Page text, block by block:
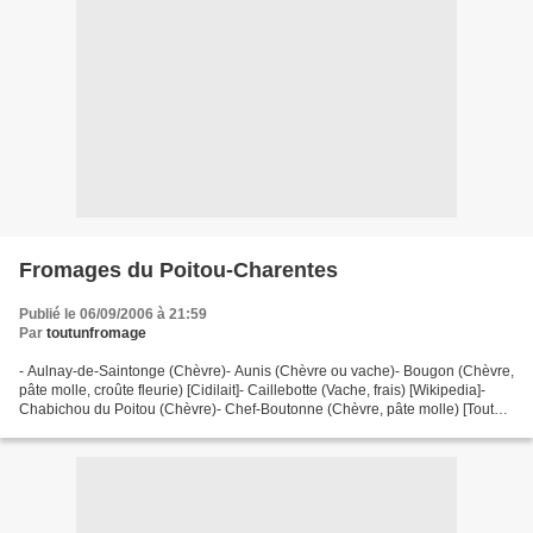
Fromages du Poitou-Charentes
Publié le 06/09/2006 à 21:59
Par toutunfromage
- Aulnay-de-Saintonge (Chèvre)- Aunis (Chèvre ou vache)- Bougon (Chèvre,
pâte molle, croûte fleurie) [Cidilait]- Caillebotte (Vache, frais) [Wikipedia]-
Chabichou du Poitou (Chèvre)- Chef-Boutonne (Chèvre, pâte molle) [Tout